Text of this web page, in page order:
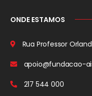
ONDE ESTAMOS
Rua Professor
apoio@fundacao-
217 544 000